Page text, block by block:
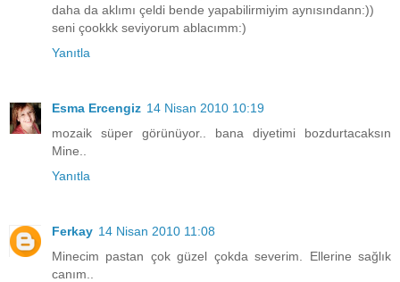
daha da aklımı çeldi bende yapabilirmiyim aynısındann:))
seni çookkk seviyorum ablacımm:)
Yanıtla
Esma Ercengiz 14 Nisan 2010 10:19
mozaik süper görünüyor.. bana diyetimi bozdurtacaksın
Mine..
Yanıtla
Ferkay 14 Nisan 2010 11:08
Minecim pastan çok güzel çokda severim. Ellerine sağlık
canım..